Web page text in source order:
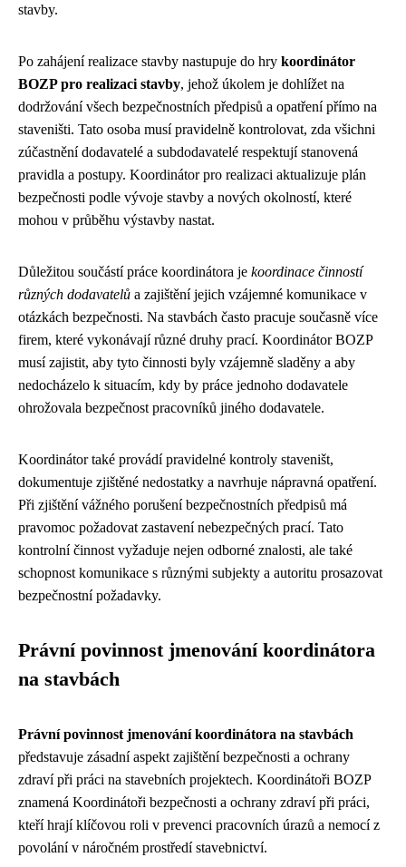
stavby.
Po zahájení realizace stavby nastupuje do hry koordinátor
BOZP pro realizaci stavby, jehož úkolem je dohlížet na
dodržování všech bezpečnostních předpisů a opatření přímo na
staveništi. Tato osoba musí pravidelně kontrolovat, zda všichni
zúčastnění dodavatelé a subdodavatelé respektují stanovená
pravidla a postupy. Koordinátor pro realizaci aktualizuje plán
bezpečnosti podle vývoje stavby a nových okolností, které
mohou v průběhu výstavby nastat.
Důležitou součástí práce koordinátora je koordinace činností
různých dodavatelů a zajištění jejich vzájemné komunikace v
otázkách bezpečnosti. Na stavbách často pracuje současně více
firem, které vykonávají různé druhy prací. Koordinátor BOZP
musí zajistit, aby tyto činnosti byly vzájemně sladěny a aby
nedocházelo k situacím, kdy by práce jednoho dodavatele
ohrožovala bezpečnost pracovníků jiného dodavatele.
Koordinátor také provádí pravidelné kontroly staveništ,
dokumentuje zjištěné nedostatky a navrhuje nápravná opatření.
Při zjištění vážného porušení bezpečnostních předpisů má
pravomoc požadovat zastavení nebezpečných prací. Tato
kontrolní činnost vyžaduje nejen odborné znalosti, ale také
schopnost komunikace s různými subjekty a autoritu prosazovat
bezpečnostní požadavky.
Právní povinnost jmenování koordinátora
na stavbách
Právní povinnost jmenování koordinátora na stavbách
představuje zásadní aspekt zajištění bezpečnosti a ochrany
zdraví při práci na stavebních projektech. Koordinátoři BOZP
znamená Koordinátoři bezpečnosti a ochrany zdraví při práci,
kteří hrají klíčovou roli v prevenci pracovních úrazů a nemocí z
povolání v náročném prostředí stavebnictví.